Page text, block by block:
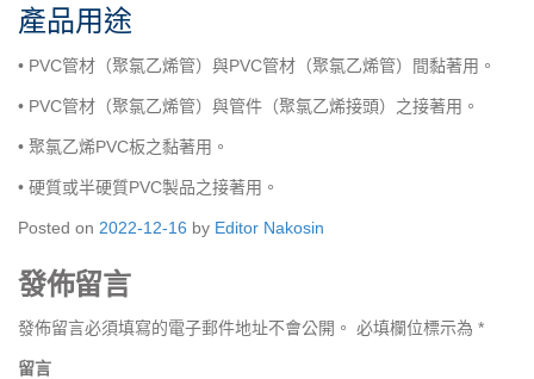
產品用途
• PVC管材（聚氯乙烯管）與PVC管材（聚氯乙烯管）間黏著用。
• PVC管材（聚氯乙烯管）與管件（聚氯乙烯接頭）之接著用。
• 聚氯乙烯PVC板之黏著用。
• 硬質或半硬質PVC製品之接著用。
Posted on 2022-12-16 by Editor Nakosin
發佈留言
發佈留言必須填寫的電子郵件地址不會公開。 必填欄位標示為 *
留言